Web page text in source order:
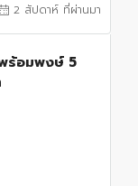
2 สัปดาห์ ที่ผ่านมา
พร้อมพงษ์ 5